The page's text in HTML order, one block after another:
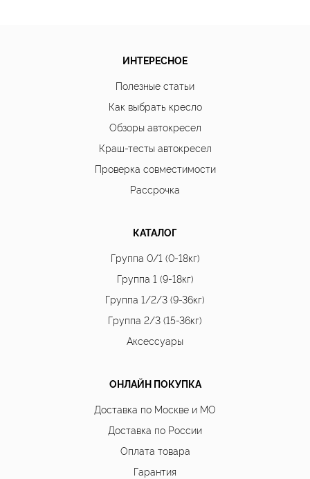
ИНТЕРЕСНОЕ
Полезные статьи
Как выбрать кресло
Обзоры автокресел
Краш-тесты автокресел
Проверка совместимости
Рассрочка
КАТАЛОГ
Группа 0/1 (0-18кг)
Группа 1 (9-18кг)
Группа 1/2/3 (9-36кг)
Группа 2/3 (15-36кг)
Аксессуары
ОНЛАЙН ПОКУПКА
Доставка по Москве и МО
Доставка по России
Оплата товара
Гарантия